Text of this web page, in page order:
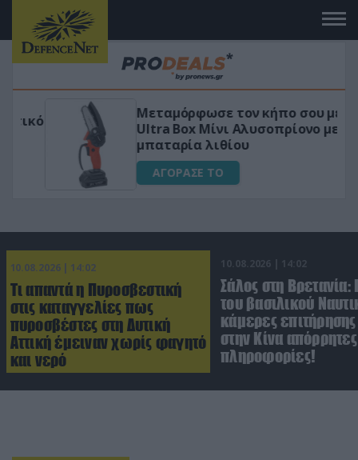
Μεταμόρφωσε τον κήπο σου με το
Ultra Box Μίνι Αλυσοπρίονο με
μπαταρία λιθίου
ΑΓΟΡΑΣΕ ΤΟ
10.08.2026 | 14:02
Τι απαντά η Πυροσβεστική
στις καταγγελίες πως
πυροσβέστες στη Δυτική
Αττική έμειναν χωρίς φαγητό
και νερό
10.08.2026 | 14:02
Σάλος στη Βρετανία:
του βασιλικού
κάμερες
στην Κίνα απόρρητες
πληροφορίες!